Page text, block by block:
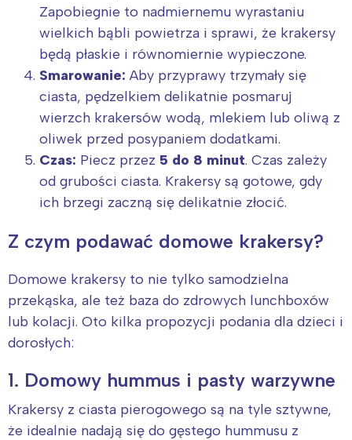
Zapobiegnie to nadmiernemu wyrastaniu
wielkich bąbli powietrza i sprawi, że krakersy
będą płaskie i równomiernie wypieczone.
Smarowanie: Aby przyprawy trzymały się
ciasta, pędzelkiem delikatnie posmaruj
wierzch krakersów wodą, mlekiem lub oliwą z
oliwek przed posypaniem dodatkami.
Czas: Piecz przez 5 do 8 minut. Czas zależy
od grubości ciasta. Krakersy są gotowe, gdy
ich brzegi zaczną się delikatnie złocić.
Z czym podawać domowe krakersy?
Domowe krakersy to nie tylko samodzielna
przekąska, ale też baza do zdrowych lunchboxów
lub kolacji. Oto kilka propozycji podania dla dzieci i
dorosłych:
1. Domowy hummus i pasty warzywne
Krakersy z ciasta pierogowego są na tyle sztywne,
że idealnie nadają się do gęstego hummusu z
Warszawa
Łódź
Trójmiasto
Poznań
Wrocław
Śląsk
Kraków
Południe
Północ
Wszystkie
Wybieram